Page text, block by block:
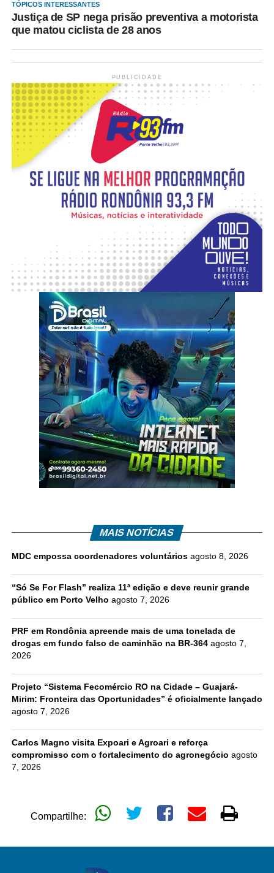
TÓPICOS INTERESSANTES
Justiça de SP nega prisão preventiva a motorista
que matou ciclista de 28 anos
PUBLICIDADE
MAIS NOTÍCIAS
MDC empossa coordenadores voluntários agosto 8, 2026
“Só Se For Flash” realiza 11ª edição e deve reunir grande
público em Porto Velho agosto 7, 2026
PRF em Rondônia apreende mais de uma tonelada de
drogas em fundo falso de caminhão na BR-364 agosto 7,
2026
Projeto “Sistema Fecomércio RO na Cidade – Guajará-
Mirim: Fronteira das Oportunidades” é oficialmente lançado
agosto 7, 2026
Carlos Magno visita Expoari e Agroari e reforça
compromisso com o fortalecimento do agronegócio agosto
7, 2026
Compartilhe: